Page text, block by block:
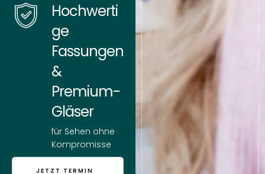
Hochwerti
ge
Fassungen
&
Premium-
Gläser
für Sehen ohne
Kompromisse
JETZT TERMIN